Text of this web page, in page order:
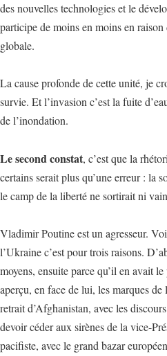
des nouvelles technologies et le
participe de moins en moins en
globale.
La cause profonde de cette unité, je
survie. Et l’invasion c’est la fuite
de l’inondation.
Le second constat, c’est que la
certains serait plus qu’une erreur : la
le camp de la liberté ne sortirait ni
Vladimir Poutine est un agresseur.
l’Ukraine c’est pour trois raisons.
moyens, ensuite parce qu’il en avait
aperçu, en face de lui, les marques
retrait d’Afghanistan, avec les
devoir céder aux sirènes de la vice-
pacifiste, avec le grand bazar